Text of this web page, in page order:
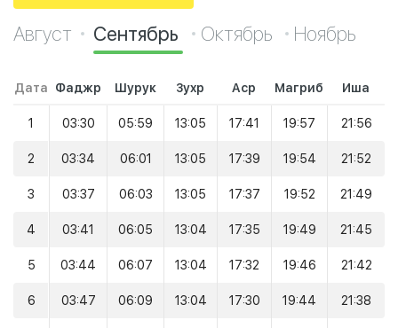
Август Сентябрь Октябрь Ноябрь
Дата Фаджр Шурук Зухр Аср Магриб Иша
1 03:30 05:59 13:05 17:41 19:57 21:56
2 03:34 06:01 13:05 17:39 19:54 21:52
3 03:37 06:03 13:05 17:37 19:52 21:49
4 03:41 06:05 13:04 17:35 19:49 21:45
5 03:44 06:07 13:04 17:32 19:46 21:42
6 03:47 06:09 13:04 17:30 19:44 21:38